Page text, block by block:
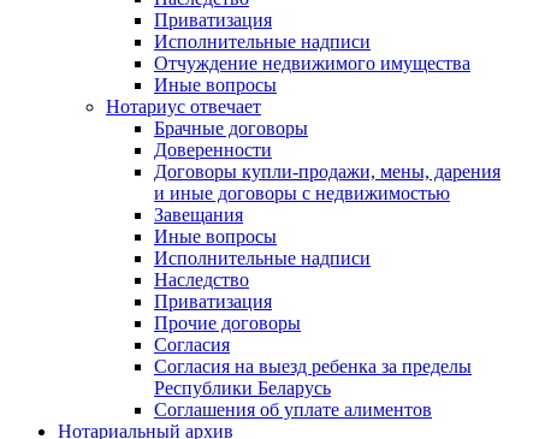
Приватизация
Исполнительные надписи
Отчуждение недвижимого имущества
Иные вопросы
Нотариус отвечает
Брачные договоры
Доверенности
Договоры купли-продажи, мены, дарения
и иные договоры с недвижимостью
Завещания
Иные вопросы
Исполнительные надписи
Наследство
Приватизация
Прочие договоры
Согласия
Согласия на выезд ребенка за пределы
Республики Беларусь
Соглашения об уплате алиментов
Нотариальный архив